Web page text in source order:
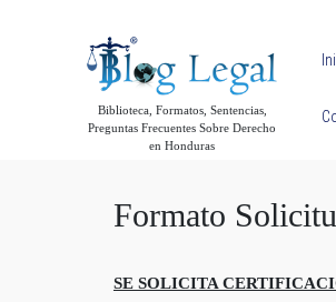
Biblioteca, Formatos, Sentencias,
Preguntas Frecuentes Sobre Derecho
en Honduras
Formato
SE SOLICITA